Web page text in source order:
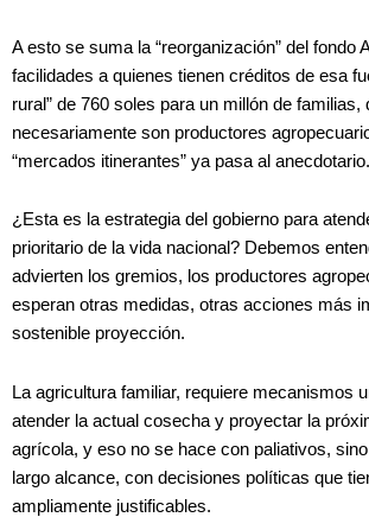
A esto se suma la “reorganización” del fondo
facilidades a quienes tienen créditos de esa
rural” de 760 soles para un millón de familias,
necesariamente son productores
“mercados itinerantes” ya pasa al anecdotario.
¿Esta es la estrategia del gobierno para
prioritario de la vida nacional? Debemos
advierten los gremios, los productores
esperan otras medidas, otras acciones más
sostenible proyección.
La agricultura familiar, requiere mecanismos
atender la actual cosecha y proyectar la
agrícola, y eso no se hace con paliativos,
largo alcance, con decisiones políticas que
ampliamente justificables.